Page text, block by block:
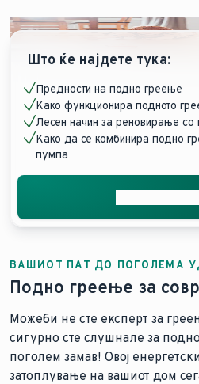
Што ќе најдете тука:
Предности на подно греење
Како функционира подното
Лесен начин за реновирање
Како да се комбинира подно
пумпа
ВАШИОТ ПАТ ДО ПОГОЛЕМА
Подно греење за
Можеби не сте експерт за
сигурно сте слушнале за
поголем замав! Овој
затоплување на вашиот дом